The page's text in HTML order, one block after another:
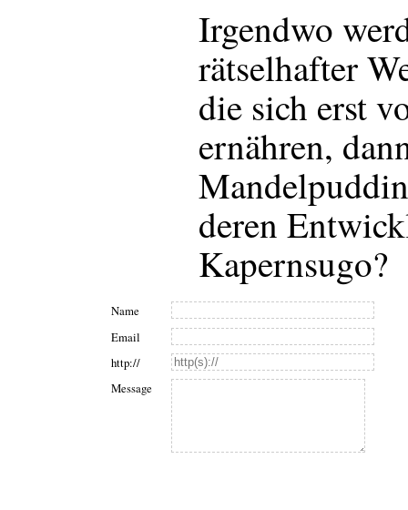
Irgendwo
rätselhafter
die sich erst
ernähren,
deren
Kapernsugo?
Name
Email
http://
Message